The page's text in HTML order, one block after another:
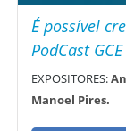
É possível
PodCast
EXPOSITORES:
Manoel Pires.